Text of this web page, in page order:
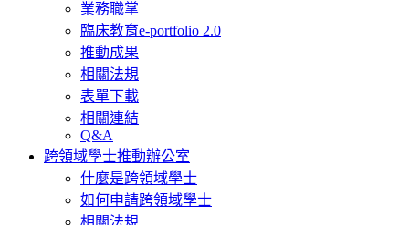
業務職掌
臨床教育e-portfolio 2.0
推動成果
相關法規
表單下載
相關連結
Q&A
跨領域學士推動辦公室
什麼是跨領域學士
如何申請跨領域學士
相關法規